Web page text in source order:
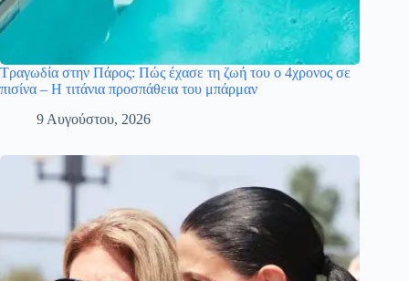
Τραγωδία στην Πάρος: Πώς έχασε τη ζωή του ο 4χρονος σε
πισίνα – Η τιτάνια προσπάθεια του μπάρμαν
9 Αυγούστου, 2026